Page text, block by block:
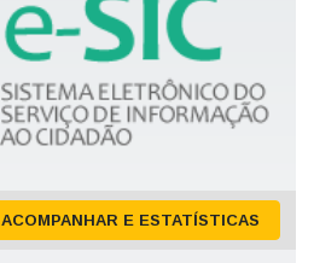
ACOMPANHAR E ESTATÍSTICAS